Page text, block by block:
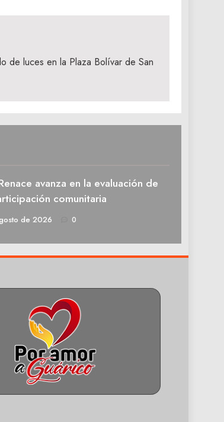
de luces en la Plaza Bolívar de San
avanza en la evaluación de
comunitaria
de 2026 0